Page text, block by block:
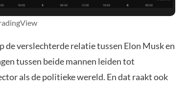
de verslechterde relatie tussen Elon Musk en
tussen beide mannen leiden tot
als de politieke wereld. En dat raakt ook